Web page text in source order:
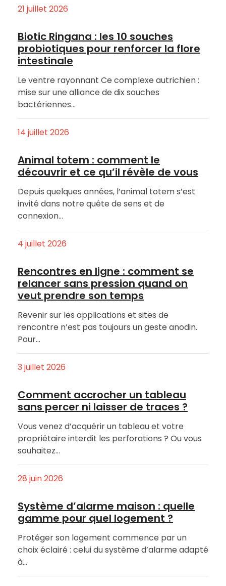
21 juillet 2026
Biotic Ringana : les 10 souches
probiotiques pour renforcer la flore
intestinale
Le ventre rayonnant Ce complexe autrichien :
mise sur une alliance de dix souches
bactériennes…
14 juillet 2026
Animal totem : comment le
découvrir et ce qu’il révèle de vous
Depuis quelques années, l’animal totem s’est
invité dans notre quête de sens et de
connexion…
4 juillet 2026
Rencontres en ligne : comment se
relancer sans pression quand on
veut prendre son temps
Revenir sur les applications et sites de
rencontre n’est pas toujours un geste anodin.
Pour…
3 juillet 2026
Comment accrocher un tableau
sans percer ni laisser de traces ?
Vous venez d’acquérir un tableau et votre
propriétaire interdit les perforations ? Ou vous
souhaitez…
28 juin 2026
Système d’alarme maison : quelle
gamme pour quel logement ?
Protéger son logement commence par un
choix éclairé : celui du système d’alarme adapté
à…